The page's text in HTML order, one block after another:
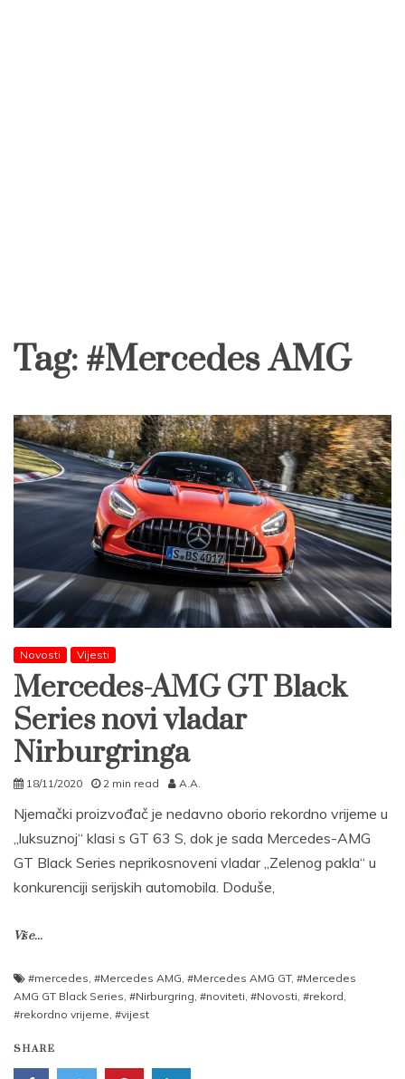
Tag: #Mercedes AMG
Novosti Vijesti
Mercedes-AMG GT Black
Series novi vladar
Nirburgringa
18/11/2020 2 min read A.A.
Njemački proizvođač je nedavno oborio rekordno vrijeme u
„luksuznoj“ klasi s GT 63 S, dok je sada Mercedes-AMG
GT Black Series neprikosnoveni vladar „Zelenog pakla“ u
konkurenciji serijskih automobila. Doduše,
Više...
#mercedes, #Mercedes AMG, #Mercedes AMG GT, #Mercedes
AMG GT Black Series, #Nirburgring, #noviteti, #Novosti, #rekord,
#rekordno vrijeme, #vijest
SHARE